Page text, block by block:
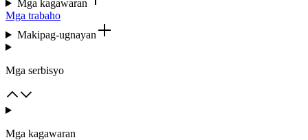
Mga kagawaran
Mga trabaho
Makipag-ugnayan
Mga serbisyo
Mga kagawaran